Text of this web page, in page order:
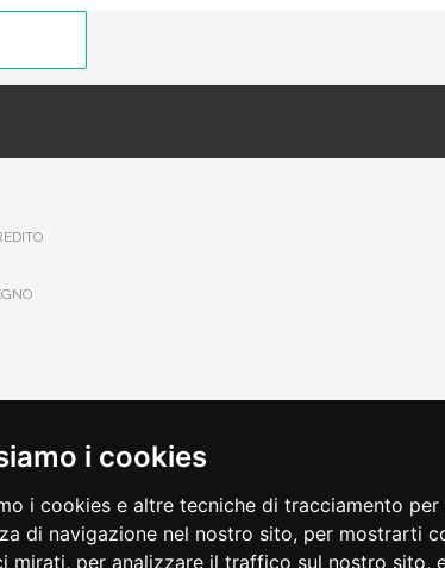
i cookies
i cookies e altre tecniche di tracciamento
di navigazione nel nostro sito, per mostrarti
mirati, per analizzare il traffico sul nostro sito,